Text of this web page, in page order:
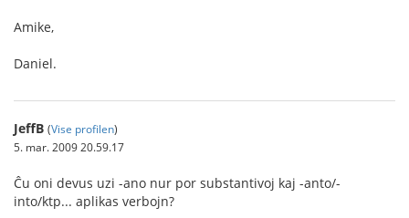
Amike,
Daniel.
JeffB (Vise profilen)
5. mar. 2009 20.59.17
Ĉu oni devus uzi -ano nur por substantivoj kaj -anto/-
into/ktp... aplikas verbojn?